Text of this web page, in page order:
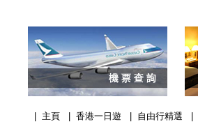
主頁 香港一日遊 自由行精選